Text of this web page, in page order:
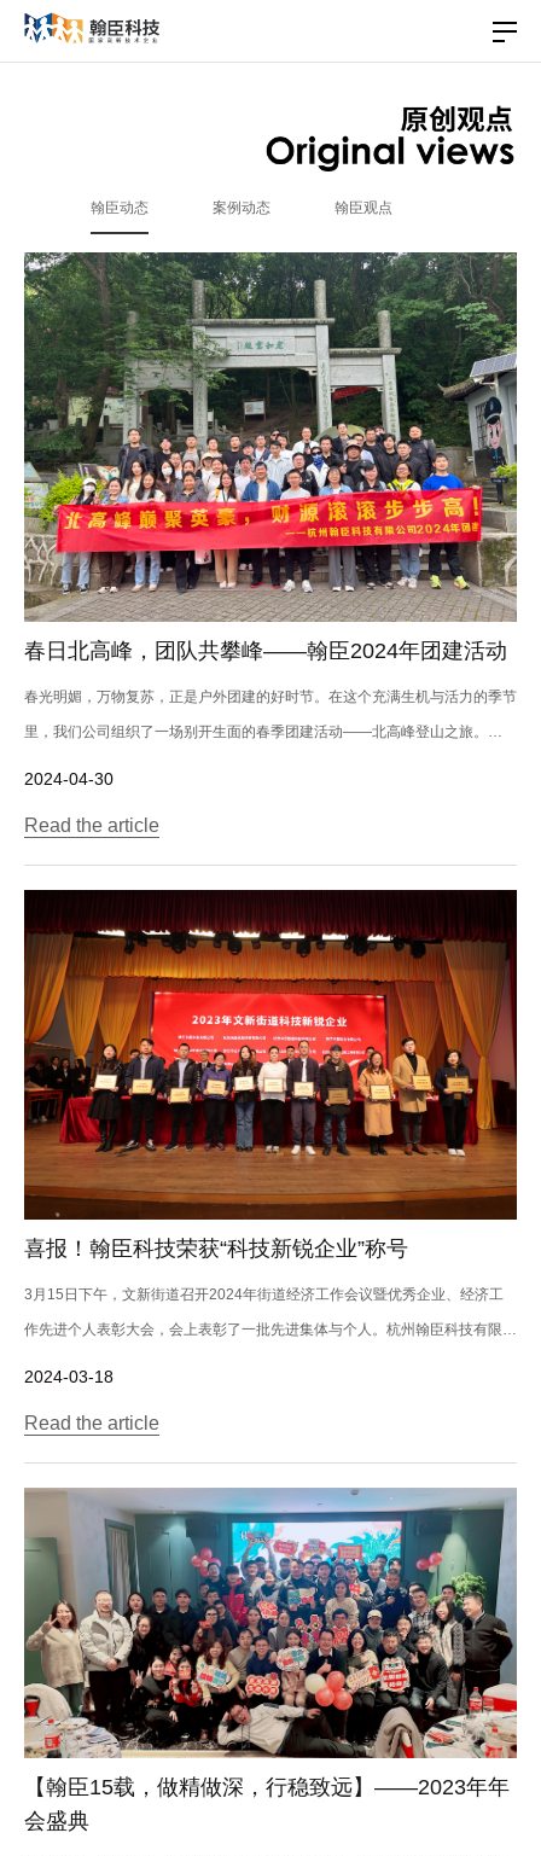
翰臣动态 案例动态 翰臣观点
春日北高峰，团队共攀峰——翰臣2024年团建活动
春光明媚，万物复苏，正是户外团建的好时节。在这个充满生机与活力的季节
里，我们公司组织了一场别开生面的春季团建活动——北高峰登山之旅。
2024-04-30
Read the article
喜报！翰臣科技荣获“科技新锐企业”称号
3月15日下午，文新街道召开2024年街道经济工作会议暨优秀企业、经济工
作先进个人表彰大会，会上表彰了一批先进集体与个人。杭州翰臣科技有限公
2024-03-18
Read the article
【翰臣15载，做精做深，行稳致远】——2023年年
会盛典